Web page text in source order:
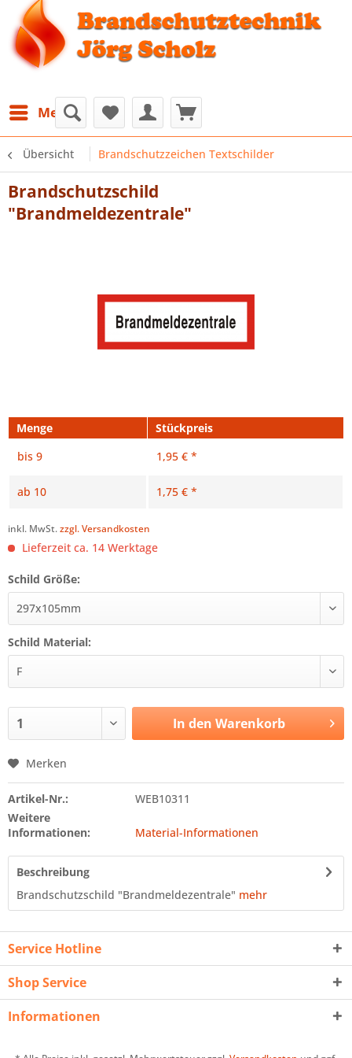
Menü
Übersicht Brandschutzzeichen Textschilder
Brandschutzschild
"Brandmeldezentrale"
Menge
Stückpreis
bis 9 1,95 € *
ab 10 1,75 € *
inkl. MwSt.zzgl. Versandkosten
Lieferzeit ca. 14 Werktage
Schild Größe:
Schild Material:
In den Warenkorb
Merken
Artikel-Nr.:
WEB10311
Weitere
Informationen:
Material-Informationen
Beschreibung
Brandschutzschild "Brandmeldezentrale" mehr
Service Hotline
Shop Service
Informationen